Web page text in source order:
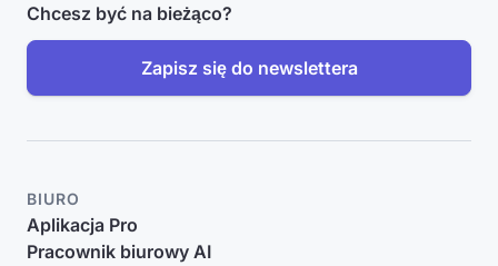
Chcesz być na bieżąco?
Zapisz się do newslettera
BIURO
Aplikacja Pro
Pracownik biurowy AI